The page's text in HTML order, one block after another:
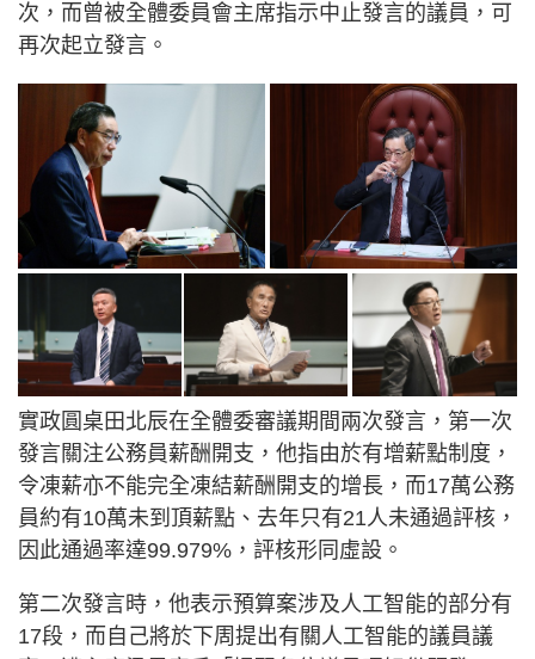
次，而曾被全體委員會主席指示中止發言的議員，可
再次起立發言。
實政圓桌田北辰在全體委審議期間兩次發言，第一次
發言關注公務員薪酬開支，他指由於有增薪點制度，
令凍薪亦不能完全凍結薪酬開支的增長，而17萬公務
員約有10萬未到頂薪點、去年只有21人未通過評核，
因此通過率達99.979%，評核形同虛設。
第二次發言時，他表示預算案涉及人工智能的部分有
17段，而自己將於下周提出有關人工智能的議員議